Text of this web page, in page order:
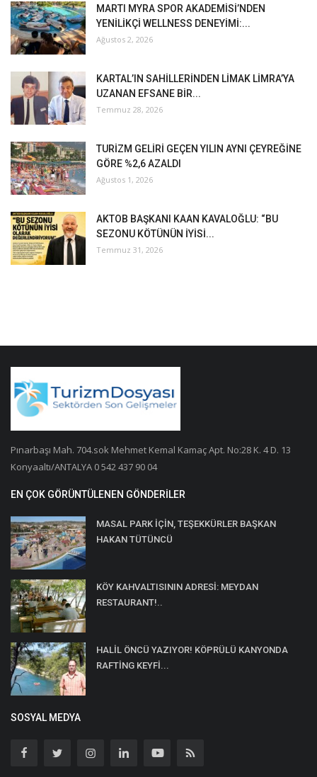
MARTI MYRA SPOR AKADEMİSİ’NDEN
YENİLİKÇİ WELLNESS DENEYİMİ:...
Ağustos 2, 2026
KARTAL’IN SAHİLLERİNDEN LİMAK LİMRA’YA
UZANAN EFSANE BİR...
Temmuz 28, 2026
TURİZM GELİRİ GEÇEN YILIN AYNI ÇEYREĞİNE
GÖRE %2,6 AZALDI
Ağustos 1, 2026
AKTOB BAŞKANI KAAN KAVALOĞLU: “BU
SEZONU KÖTÜNÜN İYİSİ...
Temmuz 31, 2026
Pınarbaşı Mah. 704.sok Mehmet Kemal Kamaç Apt. No:28 K. 4 D. 13
Konyaaltı/ANTALYA 0 542 437 90 04
EN ÇOK GÖRÜNTÜLENEN GÖNDERILER
MASAL PARK İÇİN, TEŞEKKÜRLER BAŞKAN
HAKAN TÜTÜNCÜ
KÖY KAHVALTISININ ADRESİ: MEYDAN
RESTAURANT!..
HALİL ÖNCÜ YAZIYOR! KÖPRÜLÜ KANYONDA
RAFTİNG KEYFİ...
SOSYAL MEDYA